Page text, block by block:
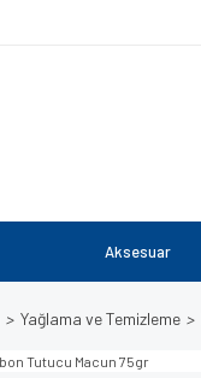
Aksesuar
Yağlama ve Temizleme